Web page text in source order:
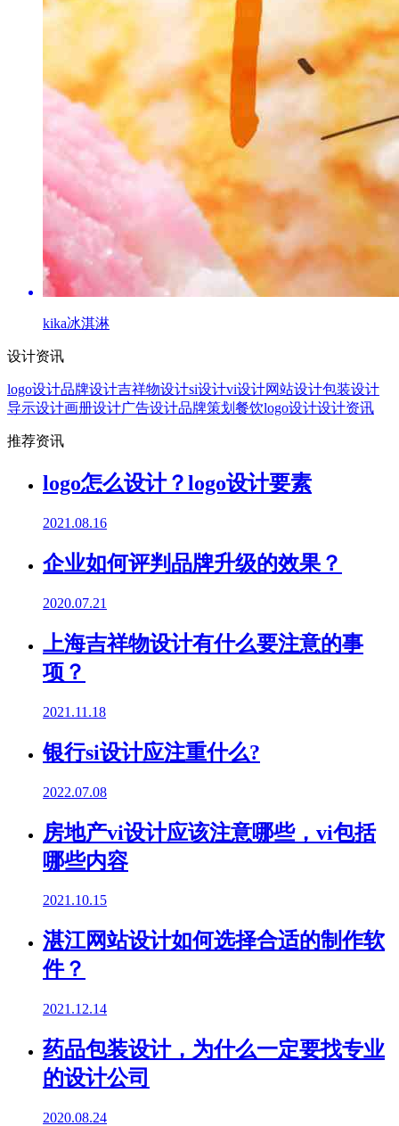
kika冰淇淋
设计资讯
logo设计品牌设计吉祥物设计si设计vi设计网站设计包装设计
导示设计画册设计广告设计品牌策划 餐饮logo设计设计资讯
推荐资讯
logo怎么设计？logo设计要素
2021.08.16
企业如何评判品牌升级的效果？
2020.07.21
上海吉祥物设计有什么要注意的事
项？
2021.11.18
银行si设计应注重什么?
2022.07.08
房地产vi设计应该注意哪些，vi包括
哪些内容
2021.10.15
湛江网站设计如何选择合适的制作软
件？
2021.12.14
药品包装设计，为什么一定要找专业
的设计公司
2020.08.24